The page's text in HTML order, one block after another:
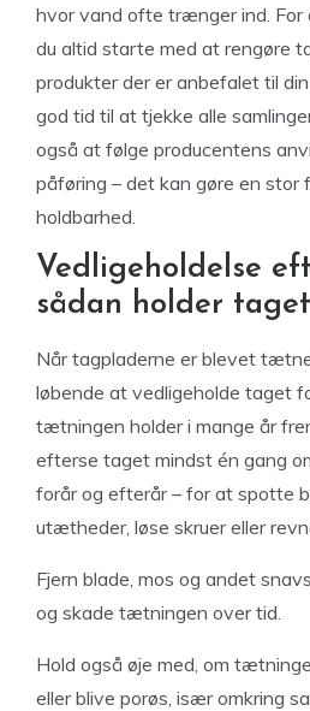
hvor vand ofte trænger ind. For
du altid starte med at rengøre
produkter der er anbefalet til
god tid til at tjekke alle
også at følge producentens
påføring – det kan gøre en stor
holdbarhed.
Vedligeholdelse
sådan holder
Når tagpladerne er blevet
løbende at vedligeholde taget
tætningen holder i mange år
efterse taget mindst én gang
forår og efterår – for at spotte
utætheder, løse skruer eller
Fjern blade, mos og andet
og skade tætningen over tid.
Hold også øje med, om
eller blive porøs, især omkring